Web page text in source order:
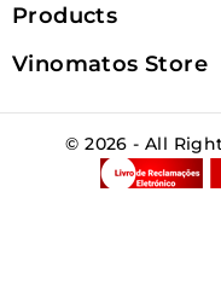
Products
Vinomatos Store
© 2026 - All